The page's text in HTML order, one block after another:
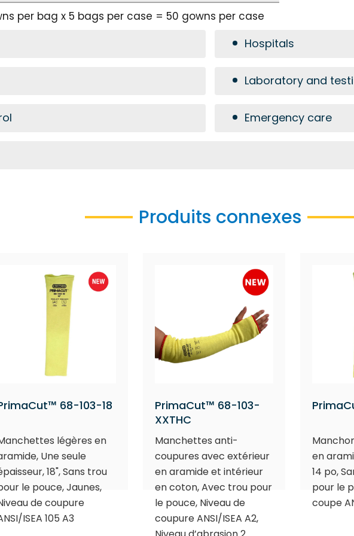
per bag x 5 bags per case = 50 gowns per case
Hospitals
Laboratory and
Emergency care
Produits connexes
68-103-18
légères en
Une seule
18", Sans trou
le pouce, Jaunes,
de coupure
ISEA 105 A3
PrimaCut™ 68-103-
XXTHC
Manchettes anti-
coupures avec extérieur
en aramide et intérieur
en coton, Avec trou pour
le pouce, Niveau de
coupure ANSI/ISEA A2,
en
14 po,
pour le
coupe